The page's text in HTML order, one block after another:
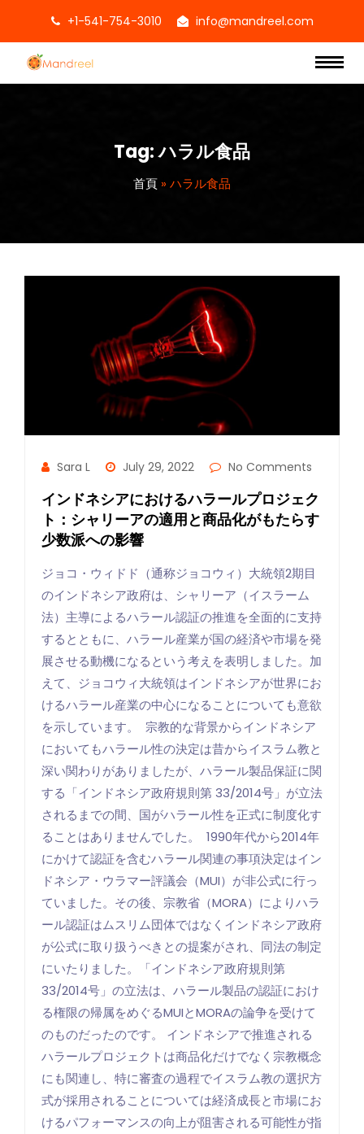
+1-541-754-3010 info@mandreel.com
Tag:ハラル食品
首頁 »ハラル食品
Sara L July 29, 2022 No Comments
インドネシアにおけるハラールプロジェク
ト：シャリーアの適用と商品化がもたらす
少数派への影響
ジョコ・ウィドド（通称ジョコウィ）大統領2期目
のインドネシア政府は、シャリーア（イスラーム
法）主導によるハラール認証の推進を全面的に支持
するとともに、ハラール産業が国の経済や市場を発
展させる動機になるという考えを表明しました。加
えて、ジョコウィ大統領はインドネシアが世界にお
けるハラール産業の中心になることについても意欲
を示しています。 宗教的な背景からインドネシア
においてもハラール性の決定は昔からイスラム教と
深い関わりがありましたが、ハラール製品保証に関
する「インドネシア政府規則第 33/2014号」が立法
されるまでの間、国がハラール性を正式に制度化す
ることはありませんでした。 1990年代から2014年
にかけて認証を含むハラール関連の事項決定はイン
ドネシア・ウラマー評議会（MUI）が非公式に行っ
ていました。その後、宗教省（MORA）によりハラ
ール認証はムスリム団体ではなくインドネシア政府
が公式に取り扱うべきとの提案がされ、同法の制定
にいたりました。「インドネシア政府規則第
33/2014号」の立法は、ハラール製品の認証におけ
る権限の帰属をめぐるMUIとMORAの論争を受けて
のものだったのです。 インドネシアで推進される
ハラールプロジェクトは商品化だけでなく宗教概念
にも関連し、特に審査の過程でイスラム教の選択方
式が採用されることについては経済成長と市場にお
けるパフォーマンスの向上が阻害される可能性が指